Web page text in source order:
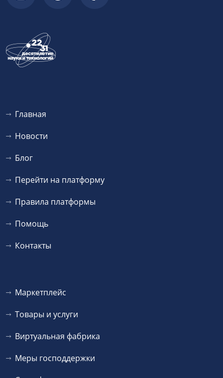
Главная
Новости
Блог
Перейти на платформу
Правила платформы
Помощь
Контакты
Маркетплейс
Товары и услуги
Виртуальная фабрика
Меры господдержки